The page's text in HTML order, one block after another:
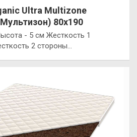
Ultra Multizone
80х190
- 5 см Жесткость 1
2 стороны…